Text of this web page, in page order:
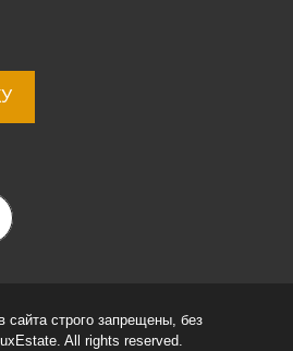
сайта строго запрещены, без
All rights reserved.